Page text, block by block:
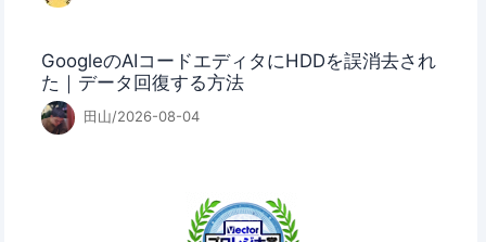
GoogleのAIコードエディタにHDDを誤消去され
た｜データ回復する方法
田山/2026-08-04